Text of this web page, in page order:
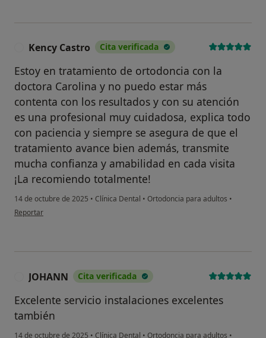
Kency Castro Cita verificada
Estoy en tratamiento de ortodoncia con la
doctora Carolina y no puedo estar más
contenta con los resultados y con su atención
es una profesional muy cuidadosa, explica todo
con paciencia y siempre se asegura de que el
tratamiento avance bien además, transmite
mucha confianza y amabilidad en cada visita
¡La recomiendo totalmente!
14 de octubre de 2025 • Clínica Dental • Ortodoncia para adultos •
en opinión del usuario Kency Castro
Reportar
JOHANN Cita verificada
Excelente servicio instalaciones excelentes
también
14 de octubre de 2025 • Clínica Dental • Ortodoncia para adultos •